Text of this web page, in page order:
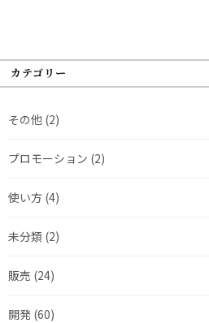
カテゴリー
その他 (2)
プロモーション (2)
使い方 (4)
未分類 (2)
販売 (24)
開発 (60)